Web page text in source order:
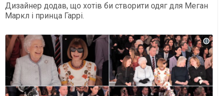
Дизайнер додав, що хотів би створити одяг для Меган
Маркл і принца Гаррі.